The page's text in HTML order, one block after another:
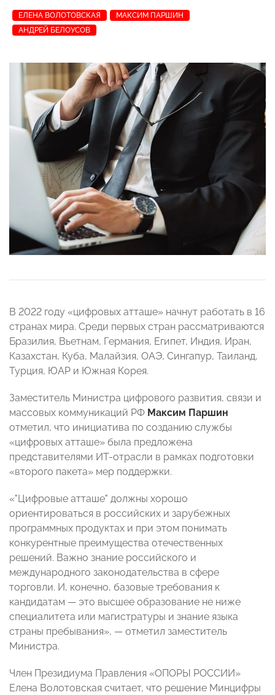
ЕЛЕНА ВОЛОТОВСКАЯ
МАКСИМ ПАРШИН
АНДРЕЙ БЕЛОУСОВ
В 2022 году «цифровых атташе» начнут работать в 16
странах мира. Среди первых стран рассматриваются
Бразилия, Вьетнам, Германия, Египет, Индия, Иран,
Казахстан, Куба, Малайзия, ОАЭ, Сингапур, Таиланд,
Турция, ЮАР и Южная Корея.
Заместитель Министра цифрового развития, связи и
массовых коммуникаций РФ Максим Паршин
отметил, что инициатива по созданию службы
«цифровых атташе» была предложена
представителями ИТ-отрасли в рамках подготовки
«второго пакета» мер поддержки.
«"Цифровые атташе" должны хорошо
ориентироваться в российских и зарубежных
программных продуктах и при этом понимать
конкурентные преимущества отечественных
решений. Важно знание российского и
международного законодательства в сфере
торговли. И, конечно, базовые требования к
кандидатам — это высшее образование не ниже
специалитета или магистратуры и знание языка
страны пребывания», — отметил заместитель
Министра.
Член Президиума Правления «ОПОРЫ РОССИИ»
Елена Волотовская считает, что решение Минцифры